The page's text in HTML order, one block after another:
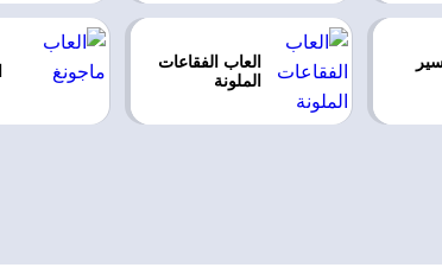
العاب الفقاعات
الملونة